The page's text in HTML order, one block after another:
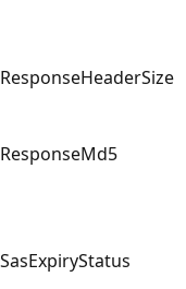
ResponseHeaderSize
ResponseMd5
SasExpiryStatus